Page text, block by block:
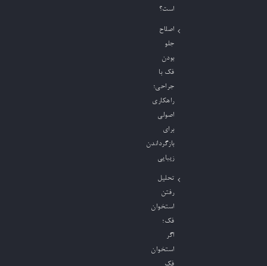
است؟
اصلاح
جلو
بودن
فک با
جراحی؛
راهکاری
اصولی
برای
بازگرداندن
زیبایی
تحلیل
رفتن
استخوان
فک؛
اگر
استخوان